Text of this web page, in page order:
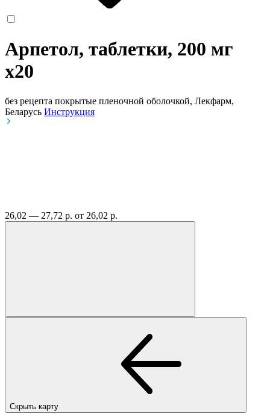
Арпетол, таблетки, 200 мг
x20
без рецепта покрытые пленочной оболочкой, Лекфарм,
Беларусь Инструкция
26,02 — 27,72 р. от 26,02 р.
Скрыть карту